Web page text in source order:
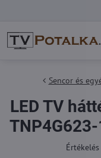
Sencor és
LED TV
Értékelés